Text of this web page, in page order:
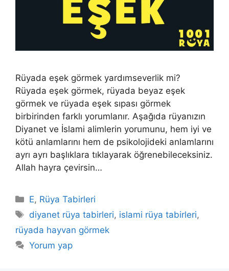
Rüyada eşek görmek yardımseverlik mi?
Rüyada eşek görmek, rüyada beyaz eşek
görmek ve rüyada eşek sıpası görmek
birbirinden farklı yorumlanır. Aşağıda rüyanızın
Diyanet ve İslami alimlerin yorumunu, hem iyi ve
kötü anlamlarını hem de psikolojideki anlamlarını
ayrı ayrı başlıklara tıklayarak öğrenebileceksiniz.
Allah hayra çevirsin…
Kategoriler
E, Rüya Tabirleri
Etiketler
diyanet rüya tabirleri, islami rüya tabirleri,
rüyada hayvan görmek
Yorum yap